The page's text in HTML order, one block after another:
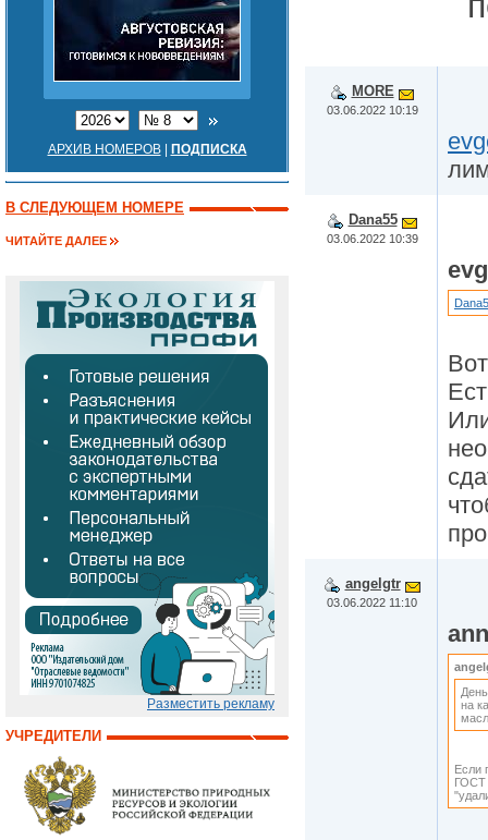
АРХИВ НОМЕРОВ| ПОДПИСКА
В СЛЕДУЮЩЕМ НОМЕРЕ
ЧИТАЙТЕ ДАЛЕЕ
Разместить рекламу
УЧРЕДИТЕЛИ
MORE
03.06.2022 10:19
Dana55
03.06.2022 10:39
angelgtr
03.06.2022 11:10
на
Если
ГОСТ